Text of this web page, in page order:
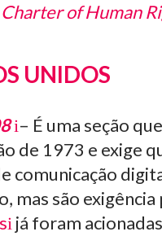
of Human
UNIDOS
– É uma seção
de 1973 e exige
comunicação
mas são
já foram